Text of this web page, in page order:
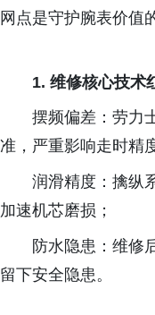
网点是守护腕表价值
1. 维修核心技术
摆频偏差：劳力
准，严重影响走时精
润滑精度：擒纵
加速机芯磨损；
防水隐患：维修
留下安全隐患。